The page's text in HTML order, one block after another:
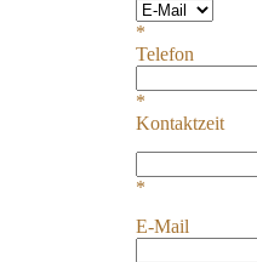
*
Telefon
*
Kontaktzeit
*
E-Mail